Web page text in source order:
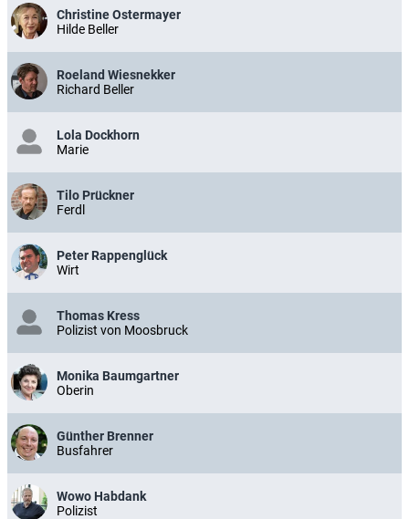
Christine Ostermayer
Hilde Beller
Roeland Wiesnekker
Richard Beller
Lola Dockhorn
Marie
Tilo Prückner
Ferdl
Peter Rappenglück
Wirt
Thomas Kress
Polizist von Moosbruck
Monika Baumgartner
Oberin
Günther Brenner
Busfahrer
Wowo Habdank
Polizist